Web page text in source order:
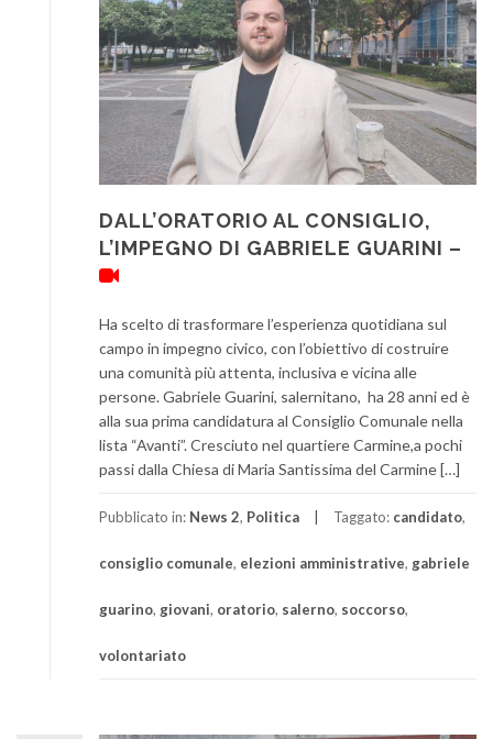
DALL’ORATORIO AL CONSIGLIO,
L’IMPEGNO DI GABRIELE GUARINI –
Ha scelto di trasformare l’esperienza quotidiana sul
campo in impegno civico, con l’obiettivo di costruire
una comunità più attenta, inclusiva e vicina alle
persone. Gabriele Guarini, salernitano, ha 28 anni ed è
alla sua prima candidatura al Consiglio Comunale nella
lista “Avanti”. Cresciuto nel quartiere Carmine,a pochi
passi dalla Chiesa di Maria Santissima del Carmine […]
Pubblicato in: News 2, Politica Taggato: candidato,
consiglio comunale, elezioni amministrative, gabriele
guarino, giovani, oratorio, salerno, soccorso,
volontariato